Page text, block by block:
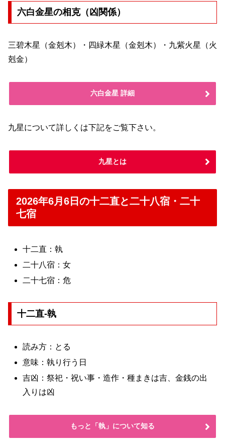
六白金星の相克（凶関係）
三碧木星（金剋木）・四緑木星（金剋木）・九紫火星（火
剋金）
六白金星 詳細
九星について詳しくは下記をご覧下さい。
九星とは
2026年6月6日の十二直と二十八宿・二十
七宿
十二直：執
二十八宿：女
二十七宿：危
十二直-執
読み方：とる
意味：執り行う日
吉凶：祭祀・祝い事・造作・種まきは吉、金銭の出
入りは凶
もっと「執」について知る